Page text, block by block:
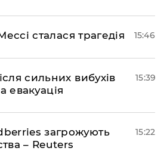
сталася трагедія 15:46
сильних вибухів
евакуація
15:39
загрожують
– Reuters
15:22